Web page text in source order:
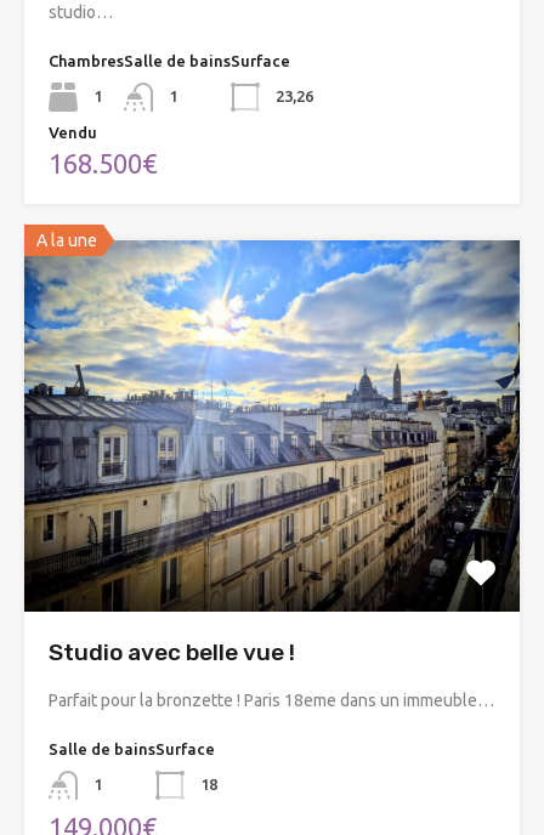
studio…
Chambres
1
Salle de bains
1
Surface
23,26
Vendu
168.500€
A la une
Studio avec belle vue !
Parfait pour la bronzette ! Paris 18eme dans un immeuble…
Salle de bains
1
Surface
18
149.000€